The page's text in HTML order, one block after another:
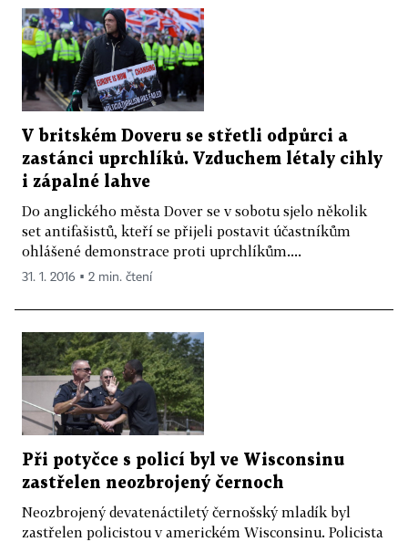
V britském Doveru se střetli odpůrci a
zastánci uprchlíků. Vzduchem létaly cihly
i zápalné lahve
Do anglického města Dover se v sobotu sjelo několik
set antifašistů, kteří se přijeli postavit účastníkům
ohlášené demonstrace proti uprchlíkům....
31. 1. 2016 ▪ 2 min. čtení
Při potyčce s policí byl ve Wisconsinu
zastřelen neozbrojený černoch
Neozbrojený devatenáctiletý černošský mladík byl
zastřelen policistou v americkém Wisconsinu. Policista